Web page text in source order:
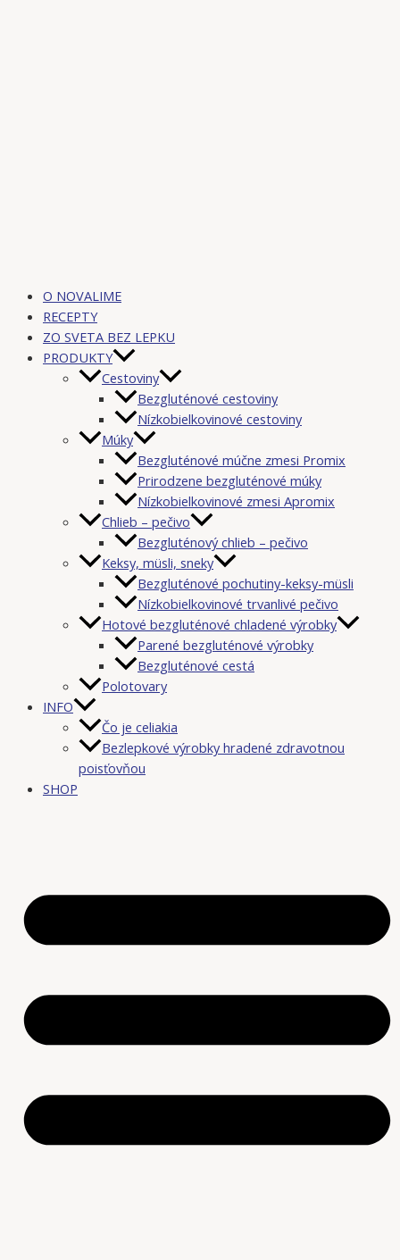
O NOVALIME
RECEPTY
ZO SVETA BEZ LEPKU
PRODUKTY
Cestoviny
Bezgluténové cestoviny
Nízkobielkovinové cestoviny
Múky
Bezgluténové múčne zmesi Promix
Prirodzene bezgluténové múky
Nízkobielkovinové zmesi Apromix
Chlieb – pečivo
Bezgluténový chlieb – pečivo
Keksy, müsli, sneky
Bezgluténové pochutiny-keksy-müsli
Nízkobielkovinové trvanlivé pečivo
Hotové bezgluténové chladené výrobky
Parené bezgluténové výrobky
Bezgluténové cestá
Polotovary
INFO
Čo je celiakia
Bezlepkové výrobky hradené zdravotnou
poisťovňou
SHOP